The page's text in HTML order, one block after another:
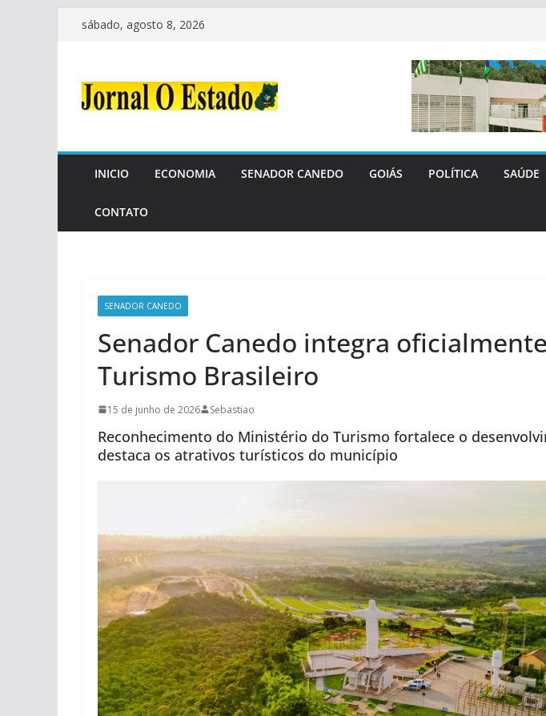
Pular
conteúdo
sábado, agosto 8, 2026
INICIO ECONOMIA SENADOR CANEDO GOIÁS POLÍTICA SAÚDE
CONTATO
SENADOR CANEDO
Senador Canedo integra
Turismo Brasileiro
15 de junho de 2026 Sebastiao
Reconhecimento do Ministério do Turismo fortalece o
destaca os atrativos turísticos do município